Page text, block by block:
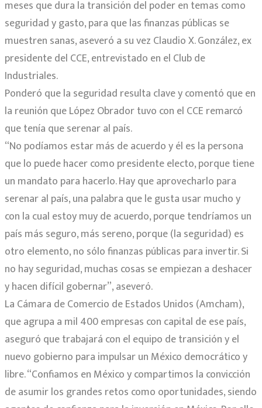
meses que dura la transición del poder en temas como
seguridad y gasto, para que las finanzas públicas se
muestren sanas, aseveró a su vez Claudio X. González, ex
presidente del CCE, entrevistado en el Club de
Industriales.
Ponderó que la seguridad resulta clave y comentó que en
la reunión que López Obrador tuvo con el CCE remarcó
que tenía que serenar al país.
“No podíamos estar más de acuerdo y él es la persona
que lo puede hacer como presidente electo, porque tiene
un mandato para hacerlo. Hay que aprovecharlo para
serenar al país, una palabra que le gusta usar mucho y
con la cual estoy muy de acuerdo, porque tendríamos un
país más seguro, más sereno, porque (la seguridad) es
otro elemento, no sólo finanzas públicas para invertir. Si
no hay seguridad, muchas cosas se empiezan a deshacer
y hacen difícil gobernar”, aseveró.
La Cámara de Comercio de Estados Unidos (Amcham),
que agrupa a mil 400 empresas con capital de ese país,
aseguró que trabajará con el equipo de transición y el
nuevo gobierno para impulsar un México democrático y
libre. “Confiamos en México y compartimos la convicción
de asumir los grandes retos como oportunidades, siendo